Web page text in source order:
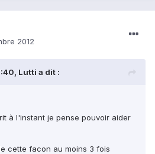
2012
Lutti a dit :
à l'instant je pense pouvoir aider
cette facon au moins 3 fois